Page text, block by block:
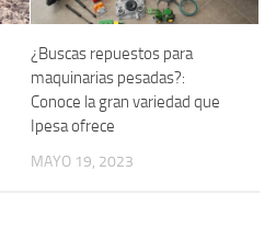
¿Buscas repuestos para
maquinarias pesadas?:
Conoce la gran variedad que
Ipesa ofrece
MAYO 19, 2023